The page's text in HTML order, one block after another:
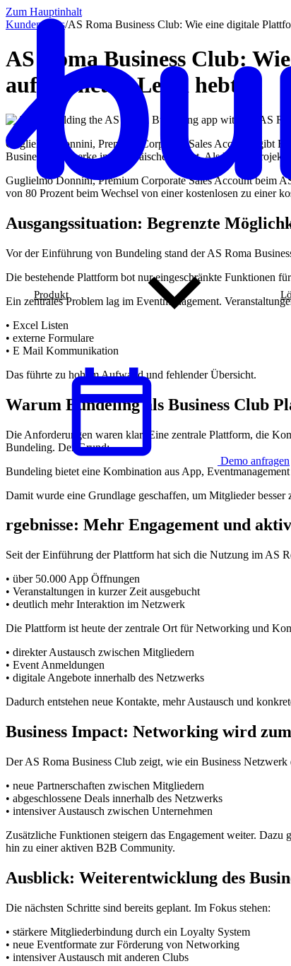
Zum Hauptinhalt
Produkt
Demo anfragen
Deutsch
Kundencases​/AS Roma Business Club: Wie eine digitale
AS Roma Business Club:
auf ein neues Level hebt
Guglielmo Donnini, Premium Corporate Sales Account, gibt
Business Netzwerke im europäischen Sport. Als
Guglielmo Donnini, Premium Corporate Sales Account beim
von 80 Prozent beim Wechsel von einer kostenlosen zu einer
Ausgangssituation: Begrenzte
Vor der Einführung von Bundeling stand der AS Roma
Die bestehende Plattform bot nur eingeschränkte Funktionen
Ein zentrales Problem lag im Eventmanagement.
• Excel Listen
• externe Formulare
• E Mail Kommunikation
Das führte zu hohem Aufwand und fehlender Übersicht.
Warum Bundeling als Business Club
Die Anforderungen waren klar: Eine zentrale Plattform, die
Bundeling. Der Grund:
Bundeling bietet eine Kombination aus App,
Damit wurde eine Grundlage geschaffen, um Mitglieder besser
rgebnisse: Mehr Engagement und
Seit der Einführung der Plattform hat sich die Nutzung im AS
• über 50.000 App Öffnungen
• Veranstaltungen in kurzer Zeit ausgebucht
• deutlich mehr Interaktion im Netzwerk
Die Plattform ist heute der zentrale Ort für Networking und
• direkter Austausch zwischen Mitgliedern
• Event Anmeldungen
• digitale Angebote innerhalb des Netzwerks
Dadurch entstehen neue Kontakte, mehr Austausch und
Business Impact: Networking wird
Der AS Roma Business Club zeigt, wie ein Business
• neue Partnerschaften zwischen Mitgliedern
• abgeschlossene Deals innerhalb des Netzwerks
• intensiver Austausch zwischen Unternehmen
Zusätzliche Funktionen steigern das Engagement weiter.
hin zu einer aktiven B2B Community.
Ausblick: Weiterentwicklung des
Die nächsten Schritte sind bereits geplant. Im Fokus stehen:
• stärkere Mitgliederbindung durch ein Loyalty System
• neue Eventformate zur Förderung von Networking
• intensiver Austausch mit anderen Clubs